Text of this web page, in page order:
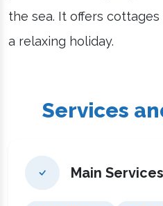
the sea. It offers
a relaxing holiday.
Services
Main Services